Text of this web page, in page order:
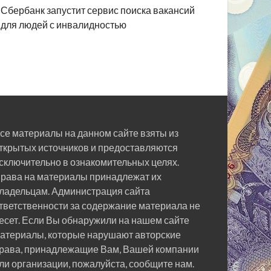
Сбербанк запустит сервис поиска вакансий
для людей с инвалидностью
материалы на данном сайте взяты из
источников и предоставляются
в ознакомительных целях.
на материалы принадлежат их
Администрация сайта
за содержание материала не
Если Вы обнаружили на нашем сайте
которые нарушают авторские
принадлежащие Вам, Вашей компании
организации, пожалуйста, сообщите нам.